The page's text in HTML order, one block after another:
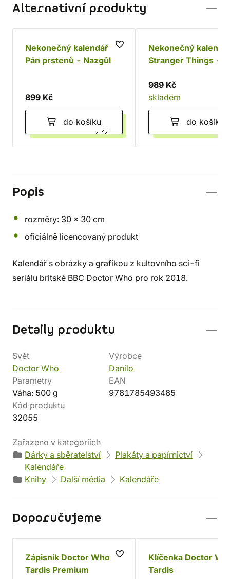
Alternativní produkty
Nekonečný kalendář
Pán prstenů - Nazgûl
899 Kč
do košíku
Nekonečný
Stranger Things -
989 Kč
skladem
do košíku
Popis
rozměry: 30 x 30 cm
oficiálně licencovaný produkt
Kalendář s obrázky a grafikou z kultovního sci-fi
seriálu britské BBC Doctor Who pro rok 2018.
Detaily produktu
Svět
Doctor Who
Výrobce
Danilo
Parametry
Váha: 500 g
EAN
9781785493485
Kód produktu
32055
Zařazeno v kategoriích
Dárky a sběratelství
Plakáty a papírnictví
Kalendáře
Knihy
Další média Kalendáře
Doporučujeme
Zápisník Doctor Who -
Tardis Premium
Klíčenka Doctor
Tardis